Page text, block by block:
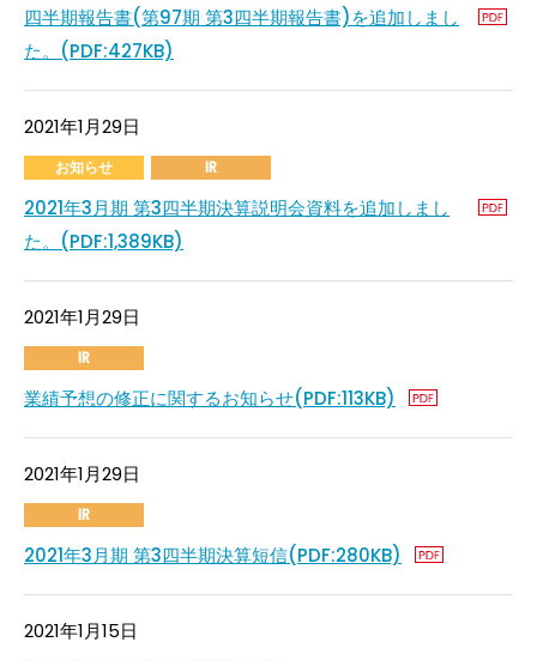
四半期報告書(第97期 第3四半期報告書)を追加しまし
た。(PDF:427KB)
2021年1月29日
お知らせ IR
2021年3月期 第3四半期決算説明会資料を追加しまし
た。(PDF:1,389KB)
2021年1月29日
IR
業績予想の修正に関するお知らせ(PDF:113KB)
2021年1月29日
IR
2021年3月期 第3四半期決算短信(PDF:280KB)
2021年1月15日